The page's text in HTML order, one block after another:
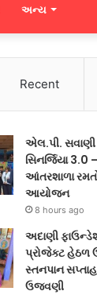
અન્ય
Recent
એલ.પી. સવાણી
સિનર્જિયા 3.0
આંતરશાળા
આયોજન
8 hours ago
અદાણી
પ્રોજેક્ટ હેઠળ
સ્તનપાન
ઉજવણી